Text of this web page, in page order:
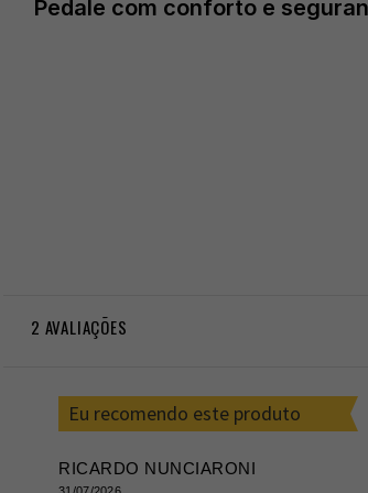
Pedale com conforto e
2 AVALIAÇÕES
Eu recomendo este produto
RICARDO NUNCIARONI